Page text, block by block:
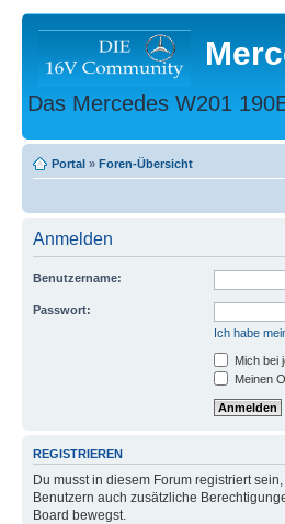
Das Mercedes W201
Portal » Foren-Übersicht
Anmelden
Benutzername:
Passwort:
Ich habe
Mich bei
Meinen
REGISTRIEREN
Du musst in diesem Forum registriert
Benutzern auch zusätzliche
Board bewegst.